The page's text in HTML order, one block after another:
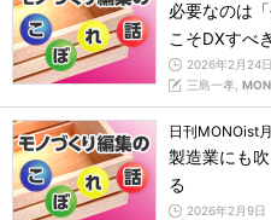
必要なのは
こそDXすべ
2026年2月24日
三島一孝,
日刊MONOist
製造業にも
る
2026年2月9日